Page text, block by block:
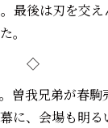
最後は刃を交
。
◇
曽我兄弟が春
に、会場も明